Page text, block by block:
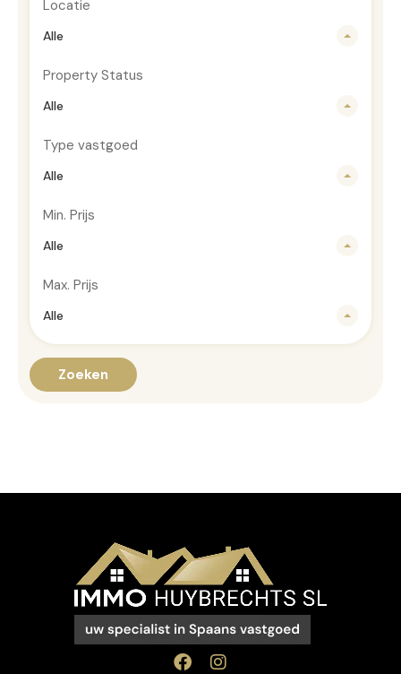
Locatie
Alle
Property Status
Alle
Type vastgoed
Alle
Min. Prijs
Alle
Max. Prijs
Alle
Zoeken